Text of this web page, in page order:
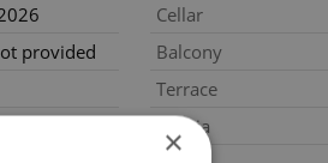
provided
Cellar
Balcony
Terrace
Loggia
×